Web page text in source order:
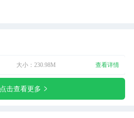
大小：230.98M 查看详情
点击查看更多